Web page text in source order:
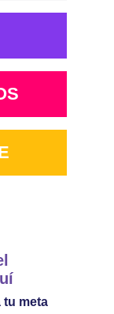
tu meta